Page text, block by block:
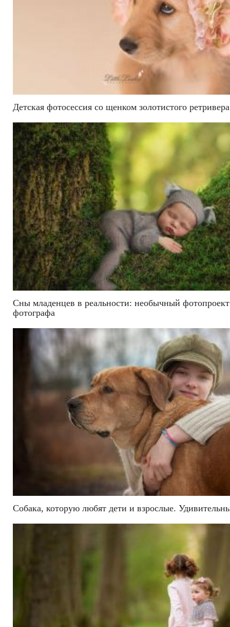
Детская фотосессия со щенком золотистого ретривера
Сны младенцев в реальности: необычный фотопроект
фотографа
Собака, которую любят дети и взрослые.